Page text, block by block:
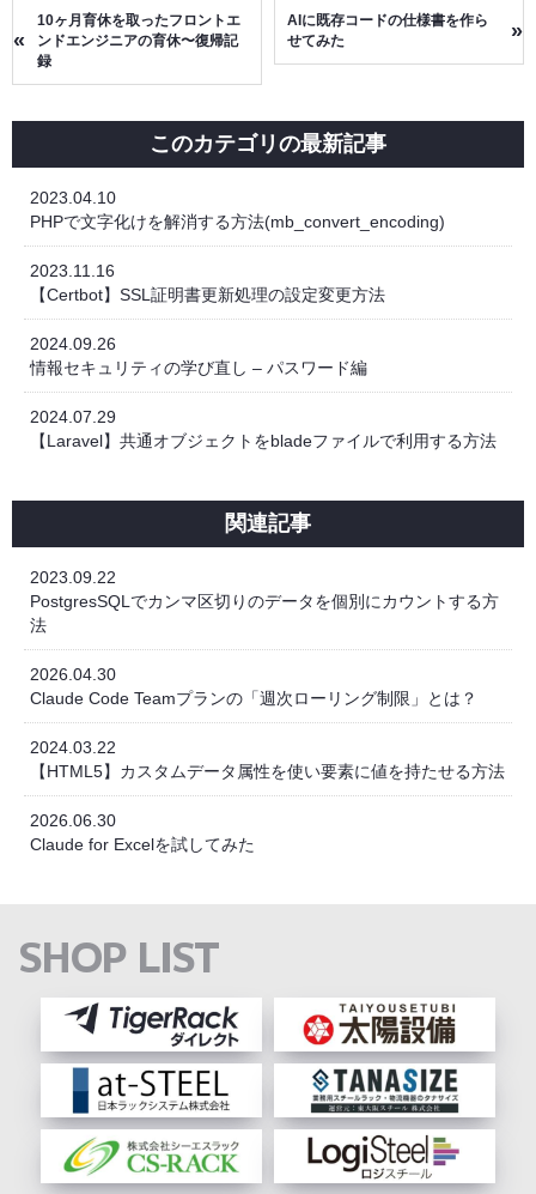
«
10ヶ月育休を取ったフロントエ
ンドエンジニアの育休〜復帰記
録
AIに既存コードの仕様書を作ら
せてみた
»
このカテゴリの最新記事
2023.04.10
PHPで文字化けを解消する方法(mb_convert_encoding)
2023.11.16
【Certbot】SSL証明書更新処理の設定変更方法
2024.09.26
情報セキュリティの学び直し – パスワード編
2024.07.29
【Laravel】共通オブジェクトをbladeファイルで利用する方法
関連記事
2023.09.22
PostgresSQLでカンマ区切りのデータを個別にカウントする方
法
2026.04.30
Claude Code Teamプランの「週次ローリング制限」とは？
2024.03.22
【HTML5】カスタムデータ属性を使い要素に値を持たせる方法
2026.06.30
Claude for Excelを試してみた
SHOP LIST